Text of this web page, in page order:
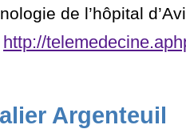
de l’hôpital
http://
Argenteuil